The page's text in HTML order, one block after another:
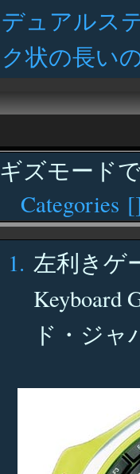
デュアルス
ク状の長い
ギズモード
Categories [
左利きゲ
Keyboard
ド・ジャ